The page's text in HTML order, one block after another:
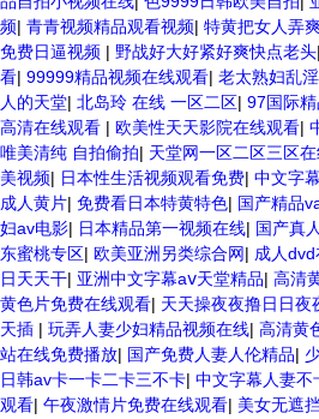
频| 青青视频精品观看视频| 特黄把女人弄
免费日逼视频 | 野战好大好紧好爽快点老头|
看| 99999精品视频在线观看| 老太熟妇乱
人的天堂| 北岛玲 在线 一区二区| 97国际
高清在线观看 | 欧美性天天影院在线观看|
唯美清纯 自拍偷拍| 天堂网一区二区三区
美视频| 日本性生活视频观看免费| 中文字
成人黄片| 免费看日本特黄特色| 国产精品
妇av电影| 日本精品第一视频在线| 国产真
东蜜桃专区| 欧美亚洲另类综合网| 成人
日天天干| 亚洲中文字幕aⅴ天堂精品| 高清
黄色片免费在线观看| 天天操夜夜撸日日夜
天插 | 玩弄人妻少妇精品视频在线| 高清黄
站在线免费播放| 国产免费人妻人伦精品|
日韩av卡一卡二卡三不卡| 中文字幕人妻不
观看| 午夜激情片免费在线观看| 美女无遮